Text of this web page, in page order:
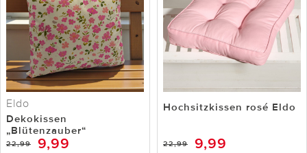
Eldo
Dekokissen
„Blütenzauber“
22,99 9,99
Hochsitzkissen rosé Eldo
22,99 9,99